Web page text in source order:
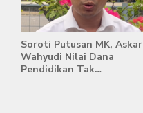
Soroti Putusan MK, Askar
Wahyudi Nilai Dana
Pendidikan Tak